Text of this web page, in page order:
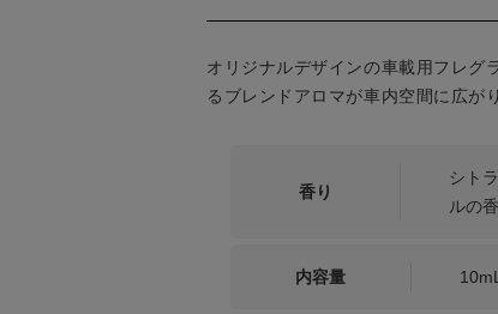
オリジナルデザインの車載用フレグ
るブレンドアロマが車内空間に広が
香り
シト
ルの
内容量 10mL